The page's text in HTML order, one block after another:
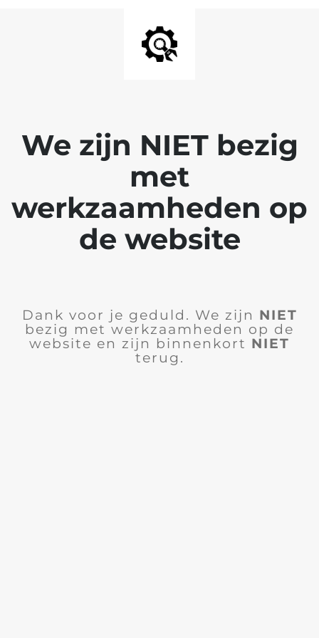
We zijn NIET bezig
met
werkzaamheden op
de website
Dank voor je geduld. We zijn NIET
bezig met werkzaamheden op de
website en zijn binnenkort NIET
terug.